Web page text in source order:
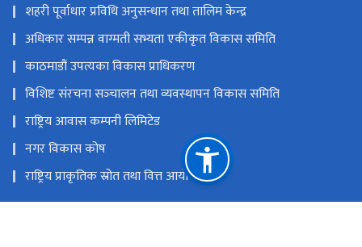
शहरी पूर्वाधार प्रविधि अनुसन्धान तथा तालिम केन्द्र
अधिकार सम्पन्न वाग्मती सभ्यता एकीकृत विकास समिति
काठमाडौं उपत्यका विकास प्राधिकरण
विशिष्ट संरचना सञ्‍चालन तथा व्यवस्थापन विकास समिति
राष्ट्रिय आवास कम्पनी लिमिटेड
नगर विकास कोष
राष्ट्रिय प्राकृतिक स्रोत तथा वित्त आयोग